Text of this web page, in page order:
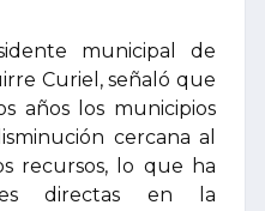
municipal de
Curiel, señaló que
años los municipios
cercana al
recursos, lo que ha
directas en la